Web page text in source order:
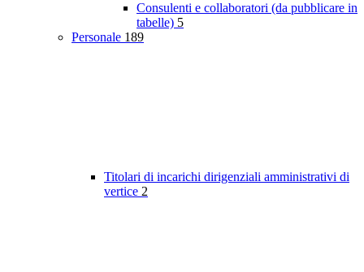
Consulenti e collaboratori (da pubblicare in
tabelle) 5
Personale 189
Titolari di incarichi dirigenziali amministrativi di
vertice 2